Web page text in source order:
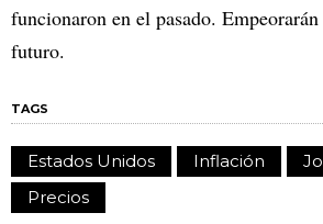
funcionaron en el pasado.
futuro.
TAGS
Estados Unidos Inflación
Precios